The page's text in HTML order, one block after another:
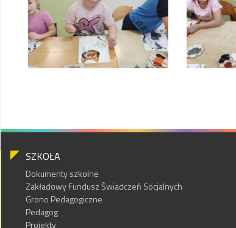
SZKOŁA
Dokumenty szkolne
Zakładowy Fundusz Świadczeń Socjalnych
Grono Pedagogiczne
Pedagog
Projekty